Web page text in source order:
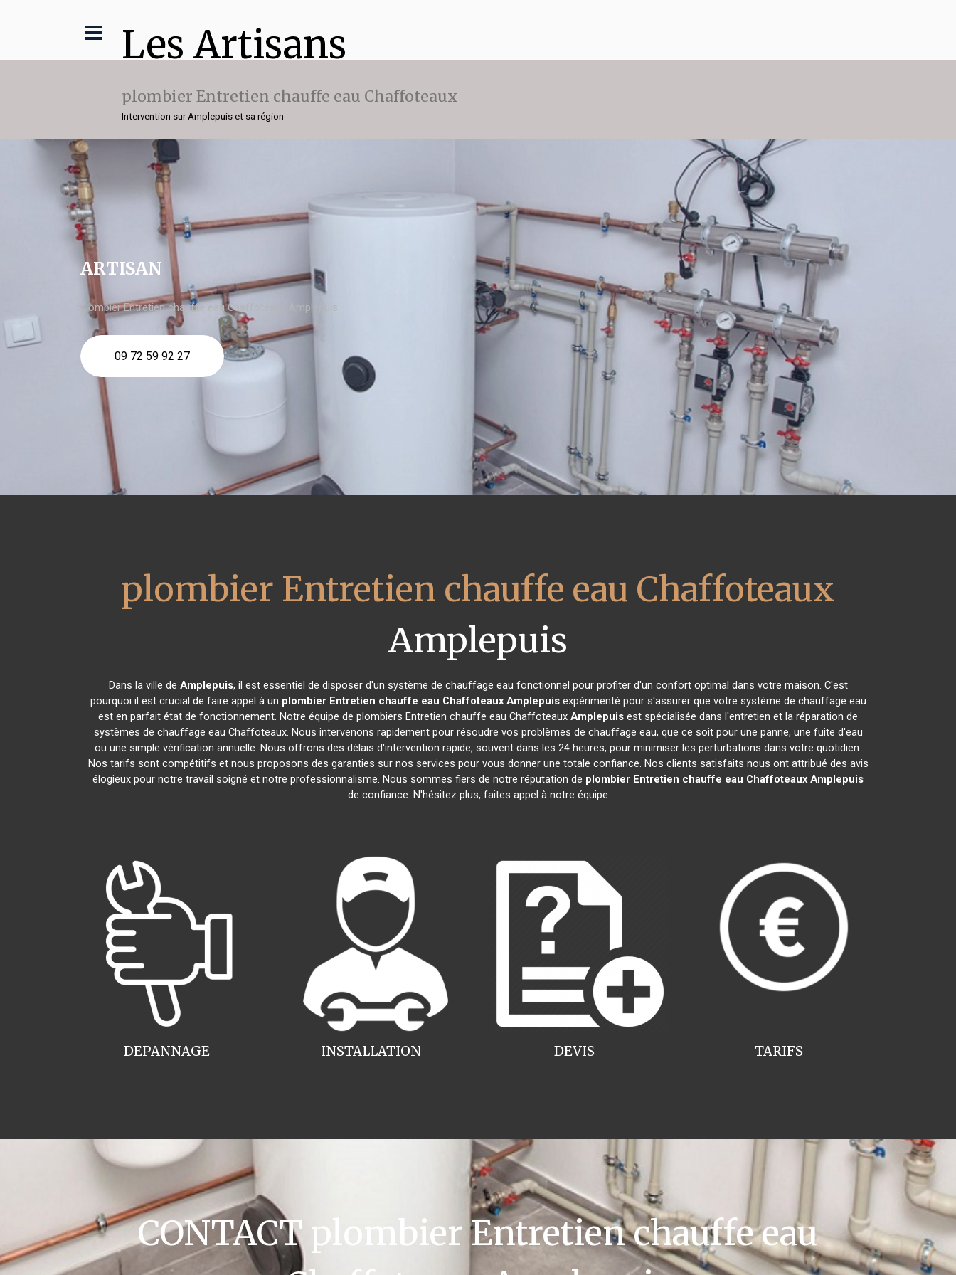
Les Artisans
plombier Entretien chauffe eau Chaffoteaux
Intervention sur Amplepuis et sa région
ARTISAN
plombier Entretien chauffe eau Chaffoteaux Amplepuis
09 72 59 92 27
plombier Entretien chauffe eau Chaffoteaux
Amplepuis
Dans la ville de Amplepuis, il est essentiel de disposer d'un système de chauffage eau fonctionnel pour profiter d'un confort optimal dans votre maison. C'est
pourquoi il est crucial de faire appel à un plombier Entretien chauffe eau Chaffoteaux Amplepuisexpérimenté pour s'assurer que votre système de chauffage eau
est en parfait état de fonctionnement. Notre équipe de plombiers Entretien chauffe eau Chaffoteaux Amplepuis est spécialisée dans l'entretien et la réparation de
systèmes de chauffage eau Chaffoteaux. Nous intervenons rapidement pour résoudre vos problèmes de chauffage eau, que ce soit pour une panne, une fuite d'eau
ou une simple vérification annuelle. Nous offrons des délais d'intervention rapide, souvent dans les 24 heures, pour minimiser les perturbations dans votre quotidien.
Nos tarifs sont compétitifs et nous proposons des garanties sur nos services pour vous donner une totale confiance. Nos clients satisfaits nous ont attribué des avis
élogieux pour notre travail soigné et notre professionnalisme. Nous sommes fiers de notre réputation de plombier Entretien chauffe eau Chaffoteaux Amplepuis
de confiance. N'hésitez plus, faites appel à notre équipe
INSTALLATION
DEPANNAGE TARIFS
DEVIS
CONTACT plombier Entretien chauffe eau